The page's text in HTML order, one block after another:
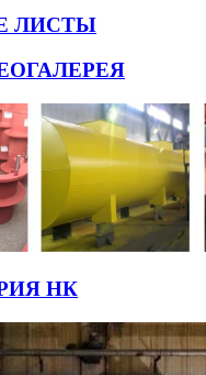
ЛИСТЫ
НК